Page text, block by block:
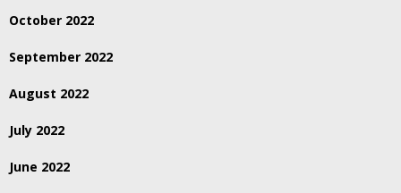
October 2022
September 2022
August 2022
July 2022
June 2022